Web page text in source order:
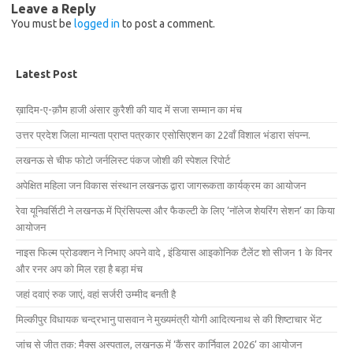
Leave a Reply
You must be logged in to post a comment.
Latest Post
ख़ादिम-ए-क़ौम हाजी अंसार कुरैशी की याद में सजा सम्मान का मंच
उत्तर प्रदेश जिला मान्यता प्राप्त पत्रकार एसोसिएशन का 22वाँ विशाल भंडारा संपन्न.
लखनऊ से चीफ फोटो जर्नलिस्ट पंकज जोशी की स्पेशल रिपोर्ट
अपेक्षित महिला जन विकास संस्थान लखनऊ द्वारा जागरूकता कार्यक्रम का आयोजन
रेवा यूनिवर्सिटी ने लखनऊ में प्रिंसिपल्स और फैकल्टी के लिए ‘नॉलेज शेयरिंग सेशन’ का किया
आयोजन
नाइस फिल्म प्रोडक्शन ने निभाए अपने वादे , इंडियास आइकोनिक टैलेंट शो सीजन 1 के विनर
और रनर अप को मिल रहा है बड़ा मंच
जहां दवाएं रुक जाएं, वहां सर्जरी उम्मीद बनती है
मिल्कीपुर विधायक चन्द्रभानु पासवान ने मुख्यमंत्री योगी आदित्यनाथ से की शिष्टाचार भेंट
जांच से जीत तक: मैक्स अस्पताल, लखनऊ में ‘कैंसर कार्निवाल 2026’ का आयोजन